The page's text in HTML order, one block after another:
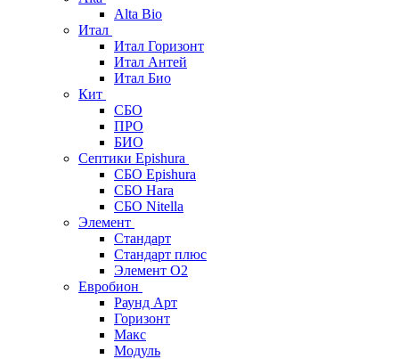
Alta Bio
Итал
Итал Горизонт
Итал Антей
Итал Био
Кит
СБО
ПРО
БИО
Септики Epishura
СБО Epishura
СБО Hara
СБО Nitella
Элемент
Стандарт
Стандарт плюс
Элемент О2
Евробион
Раунд Арт
Горизонт
Макс
Модуль